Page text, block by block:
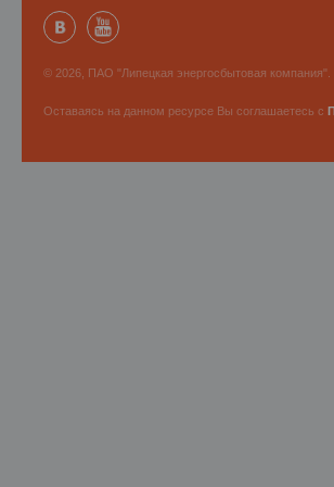
© 2026, ПАО "Липецкая энергосбытовая компания".
Оставаясь на данном ресурсе Вы соглашаетесь с